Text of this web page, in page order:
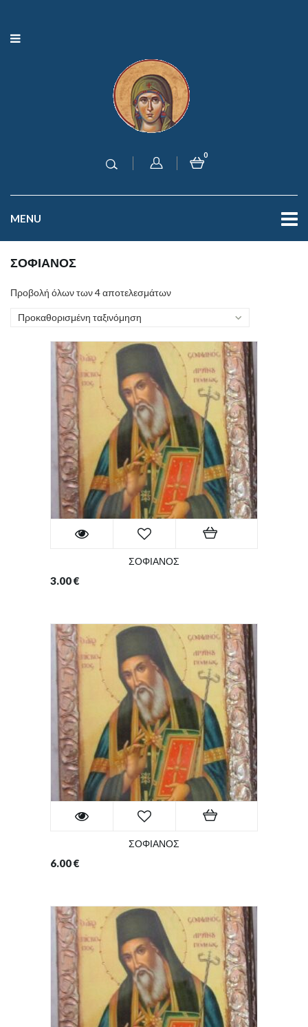
0
MENU
ΣΟΦΙΑΝΟΣ
Προβολή όλων των 4 αποτελεσμάτων
Προκαθορισμένη ταξινόμηση
ΣΟΦΙΑΝΟΣ
3.00€
ΣΟΦΙΑΝΟΣ
6.00€